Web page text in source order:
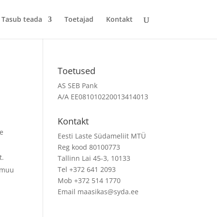
Tasub teada Toetajad Kontakt
Toetused
AS SEB Pank
A/A EE081010220013414013
Kontakt
Eesti Laste Südameliit MTÜ
Reg kood 80100773
Tallinn Lai 45-3, 10133
Tel +372 641 2093
Mob +372 514 1770
Email maasikas@syda.ee